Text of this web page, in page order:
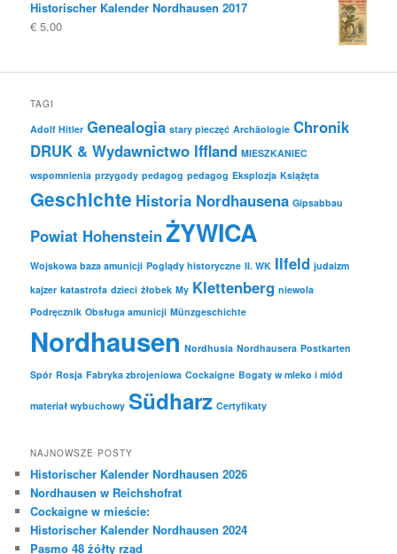
Historischer Kalender Nordhausen 2017
€ 5.00
TAGI
Adolf Hitler Genealogia stary pieczęć Archäologie Chronik
DRUK & Wydawnictwo Iffland MIESZKANIEC
wspomnienia przygody pedagog pedagog Eksplozja Książęta
Geschichte Historia Nordhausena Gipsabbau
Powiat HohensteinŻYWICA
Wojskowa baza amunicji Poglądy historyczne II. WK Ilfeld judaizm
kajzer katastrofa dzieci żłobek My Klettenberg niewola
Podręcznik Obsługa amunicji Münzgeschichte
Nordhausen Nordhusia Nordhausera Postkarten
Spór Rosja Fabryka zbrojeniowa Cockaigne Bogaty w mleko i miód
materiał wybuchowy Südharz Certyfikaty
NAJNOWSZE POSTY
Historischer Kalender Nordhausen 2026
Nordhausen w Reichshofrat
Cockaigne w mieście:
Historischer Kalender Nordhausen 2024
Pasmo 48 żółty rząd